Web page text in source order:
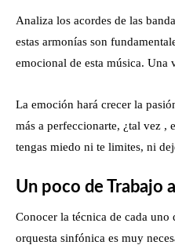
Analiza los acordes de las
estas armonías son
emocional de esta música. Una
La emoción hará crecer la
más a perfeccionarte, ¿tal vez ,
tengas miedo ni te limites, ni
Un poco de Trabajo
Conocer la técnica de cada uno
orquesta sinfónica es muy